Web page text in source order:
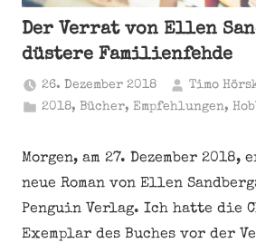
Der Verrat von Ellen
düstere Familienfehde
26. Dezember 2018
Timo
2018, Bücher, Empfehlungen,
Morgen, am 27. Dezember
neue Roman von Ellen
Penguin Verlag. Ich hatte die
Exemplar des Buches vor der